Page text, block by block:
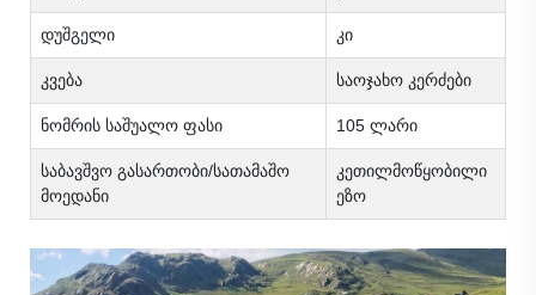
დუშგელი კი
კვება საოჯახო კერძები
ნომრის საშუალო ფასი 105 ლარი
საბავშვო გასართობი/სათამაშო
მოედანი
კეთილმოწყობილი
ეზო